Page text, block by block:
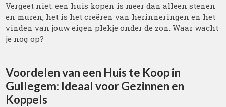
Vergeet niet: een huis kopen is meer dan alleen stenen
en muren; het is het creëren van herinneringen en het
vinden van jouw eigen plekje onder de zon. Waar wacht
je nog op?
Voordelen van een Huis te Koop in
Gullegem: Ideaal voor Gezinnen en
Koppels